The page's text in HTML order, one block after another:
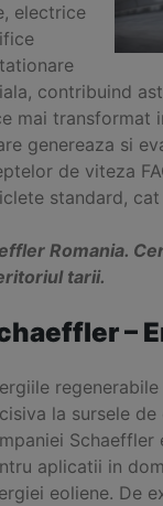
electrice
contribuind
mai
genereaza si
de viteza
standard,
Romania.
tarii.
–
la sursele
aplicatii in
eoliene. De